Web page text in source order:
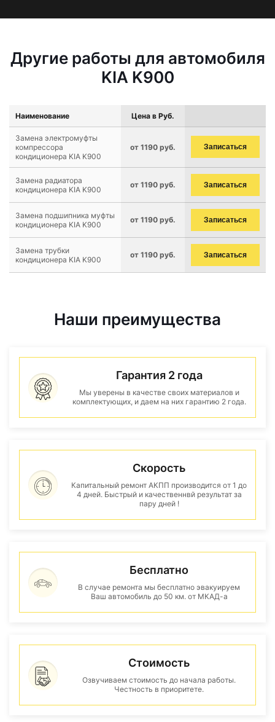
Другие работы для автомобиля
KIA K900
Наименование Цена в Руб.
Замена электромуфты
компрессора
кондиционера KIA K900
от 1190 руб. Записаться
Замена радиатора
кондиционера KIA K900
от 1190 руб. Записаться
Замена подшипника муфты
кондиционера KIA K900
от 1190 руб. Записаться
Замена трубки
кондиционера KIA K900
от 1190 руб. Записаться
Наши преимущества
Гарантия 2 года
Мы уверены в качестве своих материалов и
комплектующих, и даем на них гарантию 2 года.
Скорость
Капитальный ремонт АКПП производится от 1 до
4 дней. Быстрый и качественнвй результат за
пару дней !
Бесплатно
В случае ремонта мы бесплатно эвакуируем
Ваш автомобиль до 50 км. от МКАД-а
Стоимость
Озвучиваем стоимость до начала работы.
Честность в приоритете.